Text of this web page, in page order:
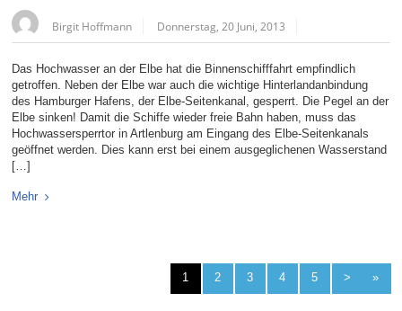
Birgit Hoffmann Donnerstag, 20 Juni, 2013
Das Hochwasser an der Elbe hat die Binnenschifffahrt empfindlich
getroffen. Neben der Elbe war auch die wichtige Hinterlandanbindung
des Hamburger Hafens, der Elbe-Seitenkanal, gesperrt. Die Pegel an der
Elbe sinken! Damit die Schiffe wieder freie Bahn haben, muss das
Hochwassersperrtor in Artlenburg am Eingang des Elbe-Seitenkanals
geöffnet werden. Dies kann erst bei einem ausgeglichenen Wasserstand
[…]
Mehr
1 2 3 4 5 > »